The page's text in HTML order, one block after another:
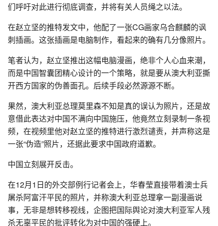
们呼吁对此进行彻底调查，并将有关人员绳之以法。
在赵立坚的推特发文中，他配了一张CG画家乌合麒麟的讽
刺插画。这张插画是电脑制作，看起来的确有几分像照片。
笔者认为，赵立坚推出这幅电脑漫画，绝非个人心血来潮，
而是中国智囊团精心设计的一个策略，就是要从澳大利亚撕
开西方国家的伪善面孔。后续手段必然源源不断。
果然，澳大利亚总理莫里森不知是真的误认为照片，还是故
意借此表达对中国不满向中国施压，他竟然立刻录制一条视
频，在视频里他对赵立坚的推特进行激烈谴责，并声称这是
一张“伪造”照片，还据此要求中国政府道歉。
中国立刻展开反击。
在12月1日的外交部例行记者会上，华春莹直接带着澳士兵
屠杀阿富汗平民的照片，并称澳大利亚总理拿一副漫画说
事，无非是想转移视线，企图把国际舆论对澳大利亚军人残
杀无辜平民的批评转化为对中国的强硬上。